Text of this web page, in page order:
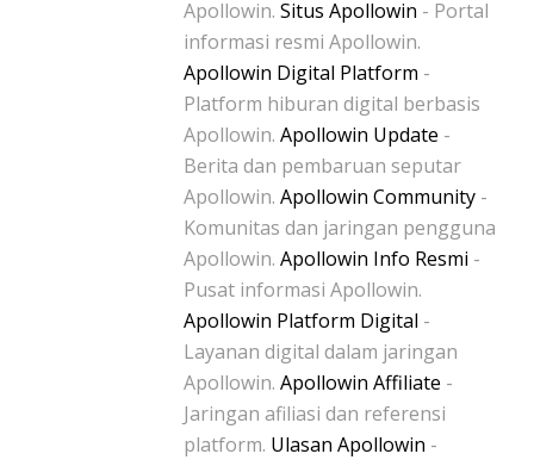
Apollowin. Situs Apollowin - Portal
informasi resmi Apollowin.
Apollowin Digital Platform -
Platform hiburan digital berbasis
Apollowin. Apollowin Update -
Berita dan pembaruan seputar
Apollowin. Apollowin Community -
Komunitas dan jaringan pengguna
Apollowin. Apollowin Info Resmi -
Pusat informasi Apollowin.
Apollowin Platform Digital -
Layanan digital dalam jaringan
Apollowin. Apollowin Affiliate -
Jaringan afiliasi dan referensi
platform. Ulasan Apollowin -